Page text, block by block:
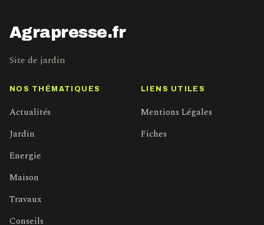
Agrapresse.fr
Site de jardin
NOS THÉMATIQUES
Actualités
Jardin
Energie
Maison
Travaux
Conseils
LIENS UTILES
Mentions Légales
Fiches